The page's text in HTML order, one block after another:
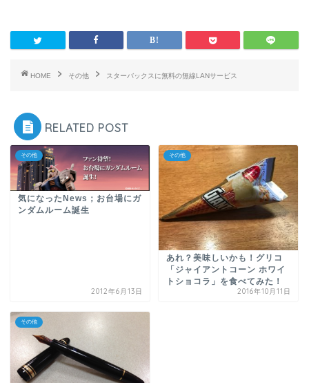
HOME その他 スターバックスに無料の無線LANサービス
RELATED POST
その他
気になったNews；お台場にガ
ンダムルーム誕生
2012年6月13日
その他
あれ？美味しいかも！グリコ
「ジャイアントコーン ホワイ
トショコラ」を食べてみた！
2016年10月11日
その他